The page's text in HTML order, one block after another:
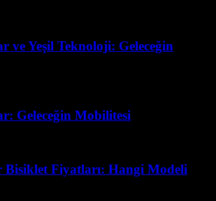
ve Yeşil Teknoloji: Geleceğin
Geleceğin Mobilitesi
Fiyatları: Hangi Modeli